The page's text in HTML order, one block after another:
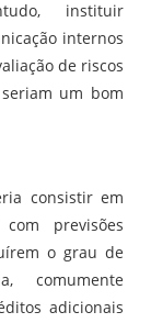
instituir
internos
de riscos
um bom
consistir em
previsões
o grau de
comumente
adicionais